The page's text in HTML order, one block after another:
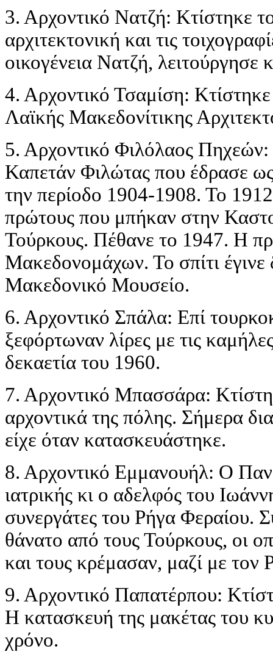
3. Αρχοντικό Νατζή: Κτίστηκε
αρχιτεκτονική και τις
οικογένεια Νατζή,
4. Αρχοντικό Τσαμίση:
Λαϊκής Μακεδονίτικης
5. Αρχοντικό Φιλόλαος Πηχεών:
Καπετάν Φιλώτας που έδρασε
την περίοδο 1904-1908. Το
πρώτους που μπήκαν στην
Τούρκους. Πέθανε το 1947. Η
Μακεδονομάχων. Το σπίτι
Μακεδονικό Μουσείο.
6. Αρχοντικό Σπάλα: Επί
ξεφόρτωναν λίρες με τις
δεκαετία του 1960.
7. Αρχοντικό Μπασσάρα:
αρχοντικά της πόλης. Σήμερα
είχε όταν κατασκευάστηκε.
8. Αρχοντικό Εμμανουήλ: Ο
ιατρικής κι ο αδελφός του
συνεργάτες του Ρήγα Φεραίου.
θάνατο από τους Τούρκους, οι
και τους κρέμασαν, μαζί με
9. Αρχοντικό Παπατέρπου:
Η κατασκευή της μακέτας του
χρόνο.